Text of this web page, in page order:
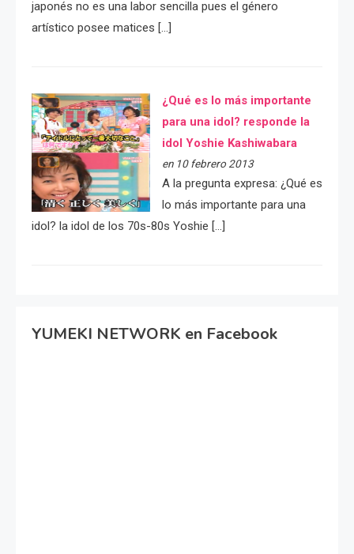
japonés no es una labor sencilla pues el género
artístico posee matices […]
¿Qué es lo más importante
para una idol? responde la
idol Yoshie Kashiwabara
en 10 febrero 2013
A la pregunta expresa: ¿Qué es
lo más importante para una
idol? la idol de los 70s-80s Yoshie […]
YUMEKI NETWORK en Facebook